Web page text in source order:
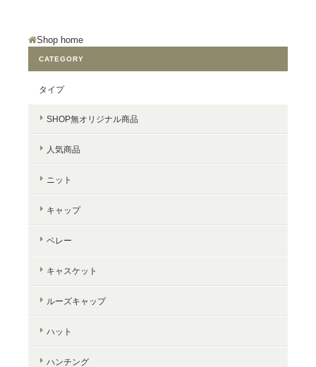
Shop home
CATEGORY
タイプ
SHOP無オリジナル商品
人気商品
ニット
キャップ
ベレー
キャスケット
ルーズキャップ
ハット
ハンチング